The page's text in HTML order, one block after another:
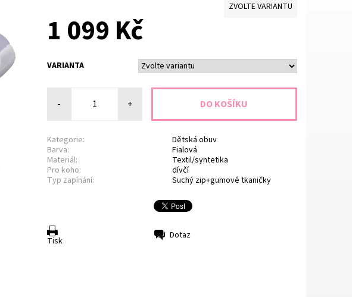
ZVOLTE VARIANTU
1 099 Kč
VARIANTA
- +
Kategorie:
Dětská obuv
Barva:
Fialová
Materiál:
Textil/syntetika
Pro koho:
dívčí
Typ zapínání:
Suchý zip+gumové tkaničky
Tisk Dotaz